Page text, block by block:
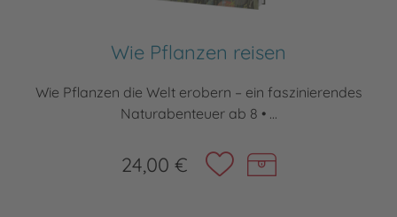
Wie Pflanzen reisen
Wie Pflanzen die Welt erobern – ein faszinierendes
Naturabenteuer ab 8 • ...
24,00 €